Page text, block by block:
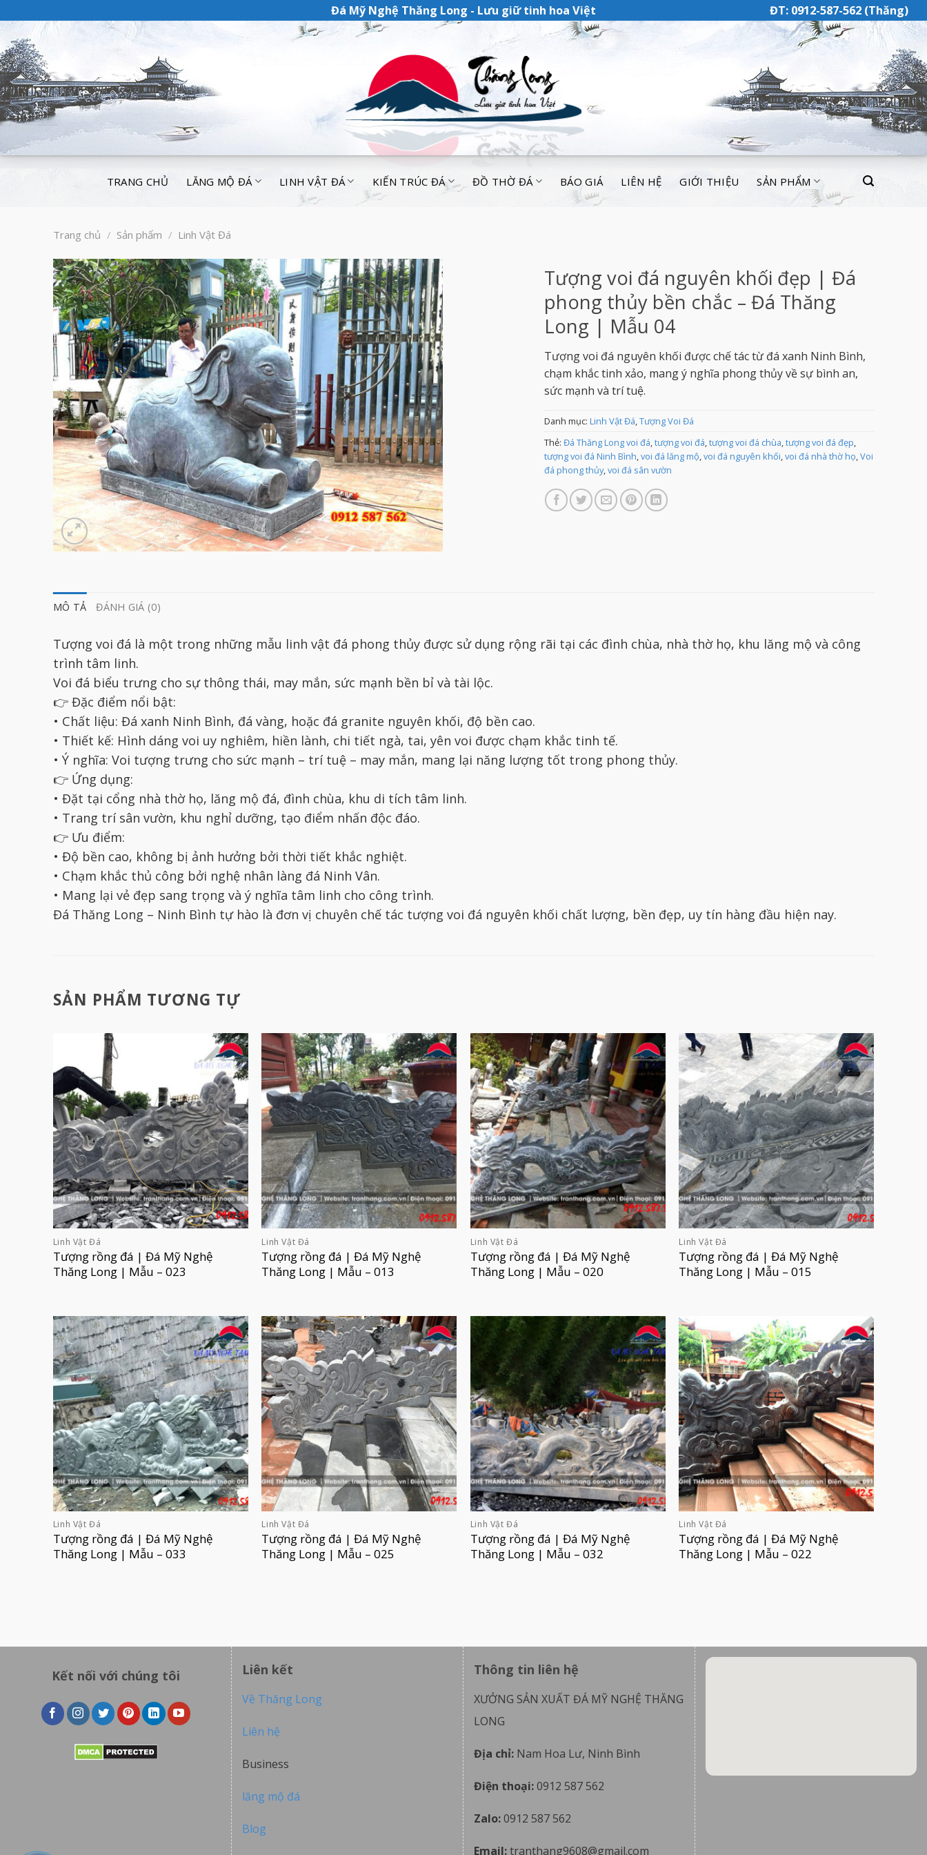
Đá Mỹ Nghệ Thăng Long - Lưu giữ tinh hoa Việt ĐT: 0912-587-562 (Thăng)
TRANG CHỦ LĂNG MỘ ĐÁ LINH VẬT ĐÁ KIẾN TRÚC ĐÁ ĐỒ THỜ ĐÁ BÁO GIÁ LIÊN HỆ GIỚI THIỆU SẢN PHẨM
Trang chủ / Sản phẩm / Linh Vật Đá
Tượng voi đá nguyên khối đẹp | Đá
phong thủy bền chắc – Đá Thăng
Long | Mẫu 04
Tượng voi đá nguyên khối được chế tác từ đá xanh Ninh Bình,
chạm khắc tinh xảo, mang ý nghĩa phong thủy về sự bình an,
sức mạnh và trí tuệ.
Danh mục: Linh Vật Đá Tượng Voi Đá
Thẻ: Đá Thăng Long voi đá tượng voi đá tượng voi đá chùa tượng voi đá đẹp
tượng voi đá Ninh Bình voi đá lăng mộ voi đá nguyên khối voi đá nhà thờ họ Voi
đá phong thủy, voi đá sân vườn
MÔ TẢ ĐÁNH GIÁ (0)
Tượng voi đá là một trong những mẫu linh vật đá phong thủy được sử dụng rộng rãi tại các đình chùa, nhà thờ họ, khu lăng mộ và công
trình tâm linh.
Voi đá biểu trưng cho sự thông thái, may mắn, sức mạnh bền bỉ và tài lộc.
👉 Đặc điểm nổi bật:
• Chất liệu: Đá xanh Ninh Bình, đá vàng, hoặc đá granite nguyên khối, độ bền cao.
• Thiết kế: Hình dáng voi uy nghiêm, hiền lành, chi tiết ngà, tai, yên voi được chạm khắc tinh tế.
• Ý nghĩa: Voi tượng trưng cho sức mạnh – trí tuệ – may mắn, mang lại năng lượng tốt trong phong thủy.
👉 Ứng dụng:
• Đặt tại cổng nhà thờ họ, lăng mộ đá, đình chùa, khu di tích tâm linh.
• Trang trí sân vườn, khu nghỉ dưỡng, tạo điểm nhấn độc đáo.
👉 Ưu điểm:
• Độ bền cao, không bị ảnh hưởng bởi thời tiết khắc nghiệt.
• Chạm khắc thủ công bởi nghệ nhân làng đá Ninh Vân.
• Mang lại vẻ đẹp sang trọng và ý nghĩa tâm linh cho công trình.
Đá Thăng Long – Ninh Bình tự hào là đơn vị chuyên chế tác tượng voi đá nguyên khối chất lượng, bền đẹp, uy tín hàng đầu hiện nay.
SẢN PHẨM TƯƠNG TỰ
Linh Vật Đá
Tượng rồng đá | Đá Mỹ Nghệ
Thăng Long | Mẫu – 023
Linh Vật Đá
Tượng rồng đá | Đá Mỹ Nghệ
Thăng Long | Mẫu – 013
Linh Vật Đá
Tượng rồng đá | Đá Mỹ Nghệ
Thăng Long | Mẫu – 020
Linh Vật Đá
Tượng rồng đá | Đá Mỹ Nghệ
Thăng Long | Mẫu – 015
Linh Vật Đá
Tượng rồng đá | Đá Mỹ Nghệ
Thăng Long | Mẫu – 033
Linh Vật Đá
Tượng rồng đá | Đá Mỹ Nghệ
Thăng Long | Mẫu – 025
Linh Vật Đá
Tượng rồng đá | Đá Mỹ Nghệ
Thăng Long | Mẫu – 032
Linh Vật Đá
Tượng rồng đá | Đá Mỹ Nghệ
Thăng Long | Mẫu – 022
Kết nối với chúng tôi Liên kết
Về Thăng Long
Liên hệ
Business
lăng mộ đá
Blog
Thông tin liên hệ
XƯỞNG SẢN XUẤT ĐÁ MỸ NGHỆ THĂNG
LONG
Địa chỉ: Nam Hoa Lư, Ninh Bình
Điện thoại:0912 587 562
Zalo:0912 587 562
Email:tranthang9608@gmail.com